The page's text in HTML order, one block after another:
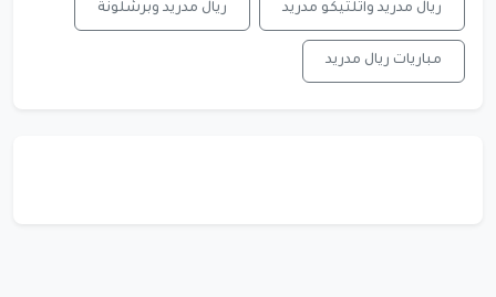
ريال مدريد واتلتيكو مدريد ريال مدريد وبرشلونة
مباريات ريال مدريد